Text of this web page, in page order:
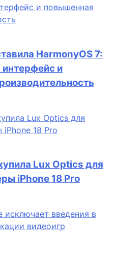
HarmonyOS 7:
и
Lux Optics для
iPhone 18 Pro